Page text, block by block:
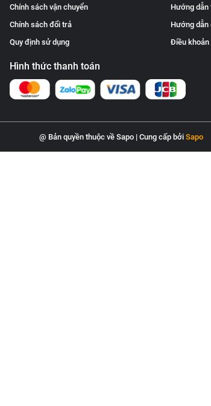
Chính sách vận chuyển
Chính sách đổi trả
Quy định sử dụng
Hướng dẫn
Hướng dẫn
Điều khoản
Hình thức thanh toán
@ Bản quyền thuộc về Sapo | Cung cấp bởi Sapo